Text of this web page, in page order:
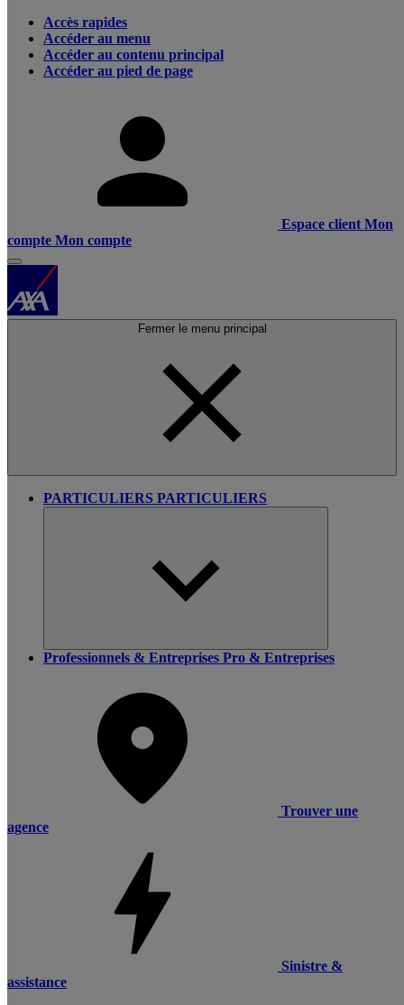
Accès rapides
Accéder au menu
Accéder au contenu principal
Accéder au pied de page
Espace client Mon
compte Mon compte
Fermer le menu principal
PARTICULIERS PARTICULIERS
Professionnels & Entreprises Pro & Entreprises
Trouver une
agence
Sinistre &
assistance